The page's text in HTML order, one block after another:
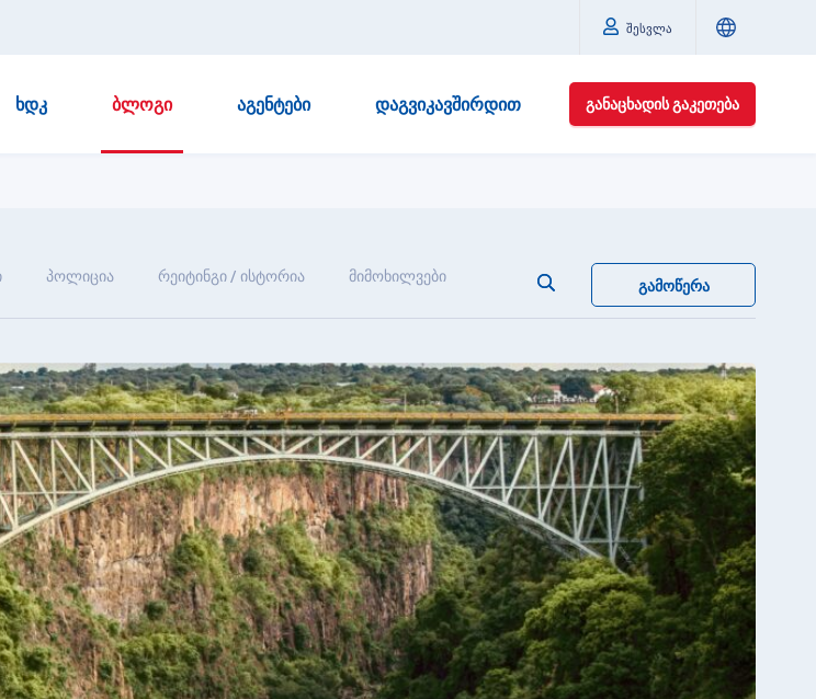
შესვლა
ᲮᲓᲙ ᲑᲚᲝᲒᲘ ᲐᲒᲔᲜᲢᲔᲑᲘ ᲓᲐᲒᲕᲘᲙᲐᲕᲨᲘᲠᲓᲘᲗ ᲒᲐᲜᲐᲪᲮᲐᲓᲘᲡ ᲒᲐᲙᲔᲗᲔᲑᲐ
პოლიცია რეიტინგი / ისტორია
მიმოხილვები
ᲒᲐᲛᲝᲬᲔᲠᲐ